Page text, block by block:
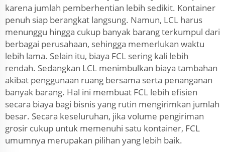
karena jumlah pemberhentian lebih sedikit. Kontainer
penuh siap berangkat langsung. Namun, LCL harus
menunggu hingga cukup banyak barang terkumpul dari
berbagai perusahaan, sehingga memerlukan waktu
lebih lama. Selain itu, biaya FCL sering kali lebih
rendah. Sedangkan LCL menimbulkan biaya tambahan
akibat penggunaan ruang bersama serta penanganan
banyak barang. Hal ini membuat FCL lebih efisien
secara biaya bagi bisnis yang rutin mengirimkan jumlah
besar. Secara keseluruhan, jika volume pengiriman
grosir cukup untuk memenuhi satu kontainer, FCL
umumnya merupakan pilihan yang lebih baik.